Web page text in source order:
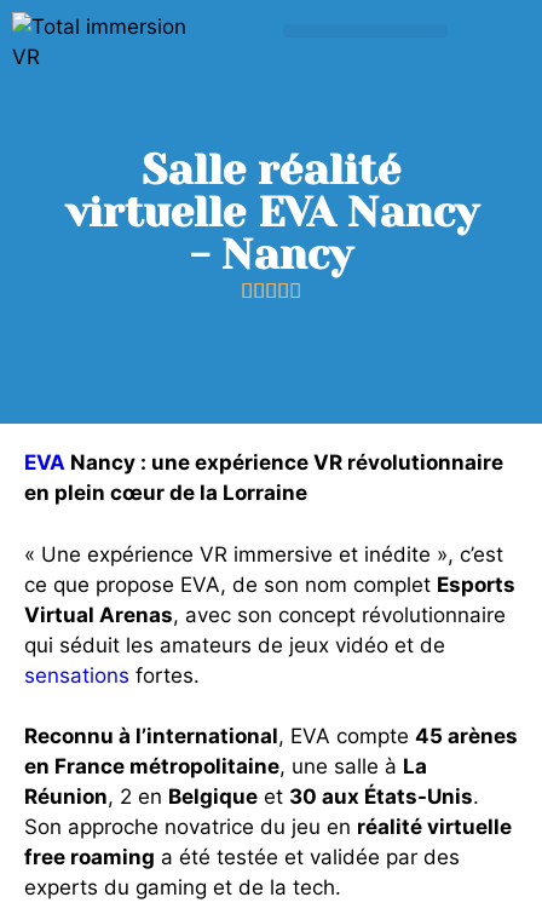
Salle réalité
virtuelle EVA Nancy
- Nancy

EVA Nancy : une expérience VR révolutionnaire
en plein cœur de la Lorraine
« Une expérience VR immersive et inédite », c’est
ce que propose EVA, de son nom complet Esports
Virtual Arenas, avec son concept révolutionnaire
qui séduit les amateurs de jeux vidéo et de
sensations fortes.
Reconnu à l’international, EVA compte 45 arènes
en France métropolitaine, une salle à La
Réunion, 2 en Belgique et 30 aux États-Unis.
Son approche novatrice du jeu en réalité virtuelle
free roaming a été testée et validée par des
experts du gaming et de la tech.